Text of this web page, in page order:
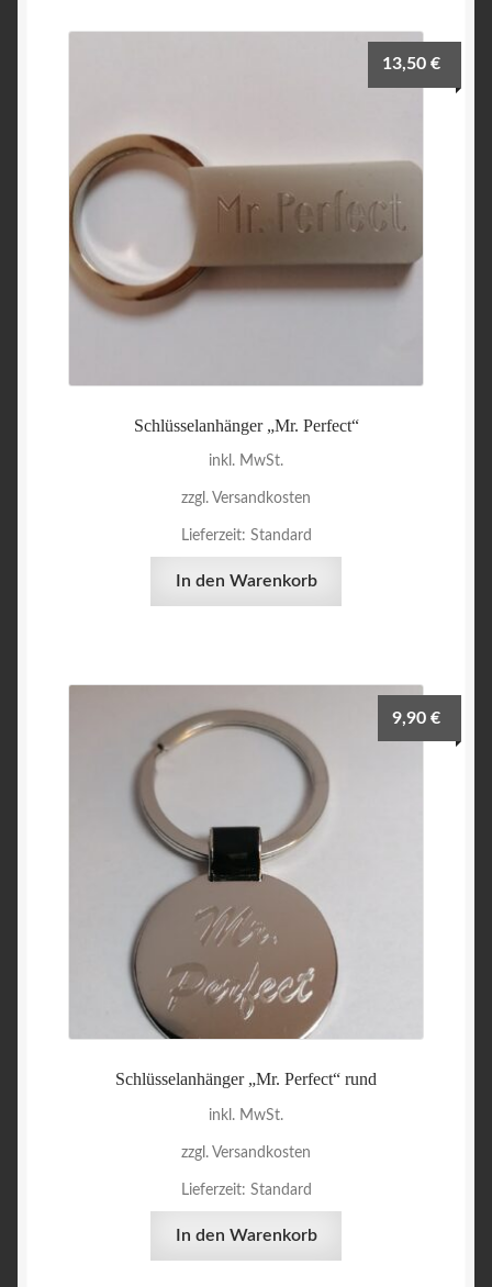
Schlüsselanhänger „Mr. Perfect“
13,50€
inkl. MwSt.
zzgl. Versandkosten
Lieferzeit: Standard
In den Warenkorb
Schlüsselanhänger „Mr. Perfect“ rund
9,90€
inkl. MwSt.
zzgl. Versandkosten
Lieferzeit: Standard
In den Warenkorb